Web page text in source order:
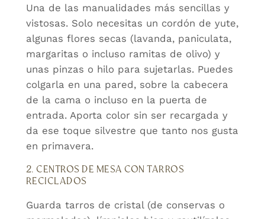
Una de las manualidades más sencillas y
vistosas. Solo necesitas un cordón de yute,
algunas flores secas (lavanda, paniculata,
margaritas o incluso ramitas de olivo) y
unas pinzas o hilo para sujetarlas. Puedes
colgarla en una pared, sobre la cabecera
de la cama o incluso en la puerta de
entrada. Aporta color sin ser recargada y
da ese toque silvestre que tanto nos gusta
en primavera.
2. CENTROS DE MESA CON TARROS
RECICLADOS
Guarda tarros de cristal (de conservas o